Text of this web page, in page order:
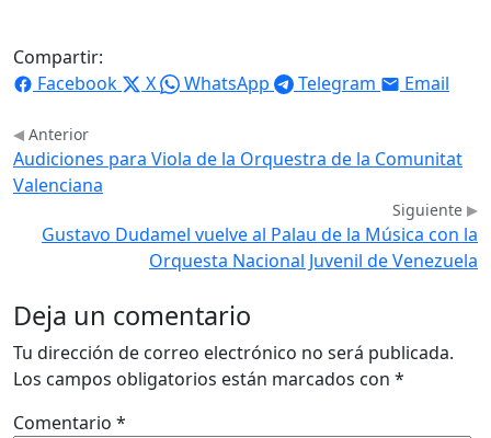
Compartir:
Facebook
X WhatsApp Telegram Email
Anterior
Audiciones para Viola de la Orquestra de la Comunitat
Valenciana
Siguiente
Gustavo Dudamel vuelve al Palau de la Música con la
Orquesta Nacional Juvenil de Venezuela
Deja un comentario
Tu dirección de correo electrónico no será publicada.
Los campos obligatorios están marcados con *
Comentario *